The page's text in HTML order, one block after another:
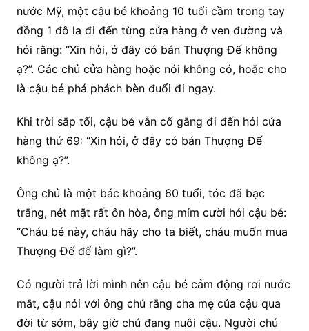
nước Mỹ, một cậu bé khoảng 10 tuổi cầm trong tay
đồng 1 đô la đi đến từng cửa hàng ở ven đường và
hỏi rằng: “Xin hỏi, ở đây có bán Thượng Đế không
ạ?”. Các chủ cửa hàng hoặc nói không có, hoặc cho
là cậu bé phá phách bèn đuổi đi ngay.
Khi trời sắp tối, cậu bé vẫn cố gắng đi đến hỏi cửa
hàng thứ 69: “Xin hỏi, ở đây có bán Thượng Đế
không ạ?”.
Ông chủ là một bác khoảng 60 tuổi, tóc đã bạc
trắng, nét mặt rất ôn hòa, ông mỉm cười hỏi cậu bé:
“Cháu bé này, cháu hãy cho ta biết, cháu muốn mua
Thượng Đế để làm gì?”.
Có người trả lời mình nên cậu bé cảm động rơi nước
mắt, cậu nói với ông chủ rằng cha mẹ của cậu qua
đời từ sớm, bây giờ chú đang nuôi cậu. Người chú